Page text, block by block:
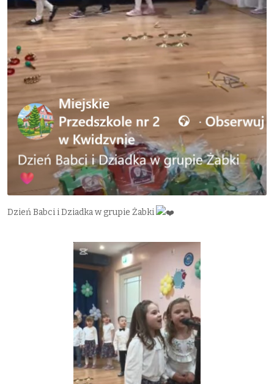
Dzień Babci i Dziadka w grupie Żabki